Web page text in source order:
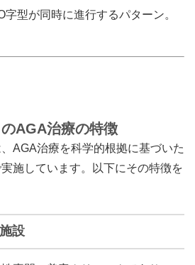
字型が同時に進行するパターン。
AGA治療の特徴
AGA治療を科学的根拠に基づいた
施しています。以下にその特徴を
設